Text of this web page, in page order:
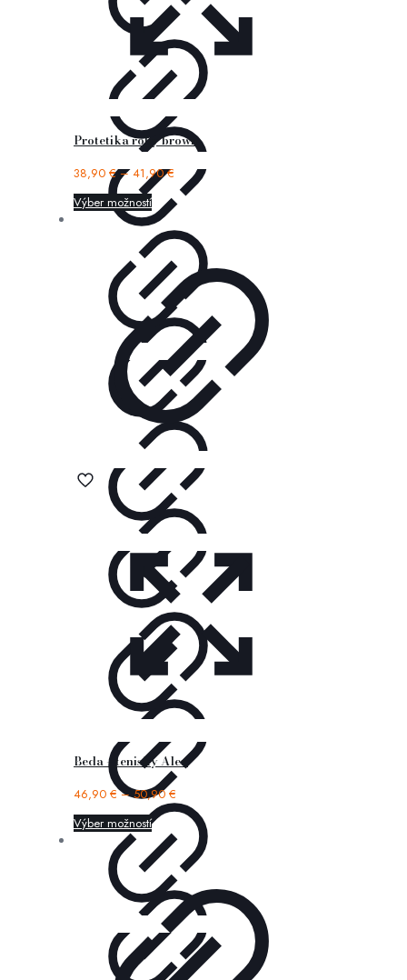
Protetika roby brown
38,90 €–41,90€
Výber možností
Beda – tenisky Alex
46,90 €–50,90€
Výber možností